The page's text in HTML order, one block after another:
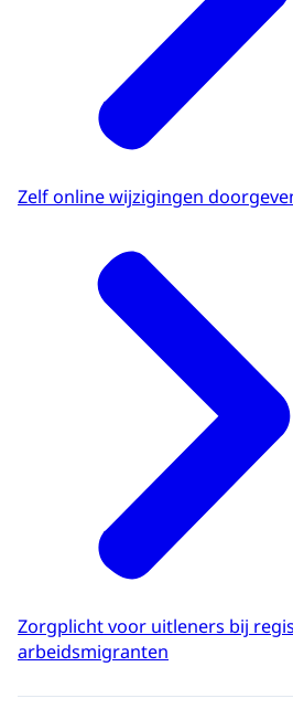
Zelf online wijzigingen
Zorgplicht voor uitleners bij
arbeidsmigranten